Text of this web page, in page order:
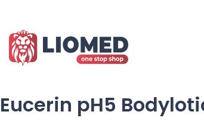
Eucerin pH5